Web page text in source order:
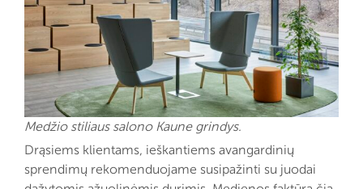
Medžio stiliaus salono Kaune grindys.
Drąsiems klientams, ieškantiems avangardinių
sprendimų rekomenduojame susipažinti su juodai